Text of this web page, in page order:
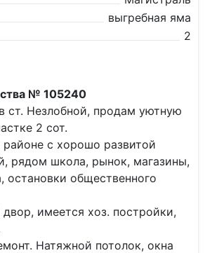
выгребная яма
2
№ 105240
ст. Незлобной, продам уютную
2 сот.
с хорошо развитой
рядом школа, рынок, магазины,
остановки общественного
имеется хоз. постройки,
Натяжной потолок, окна